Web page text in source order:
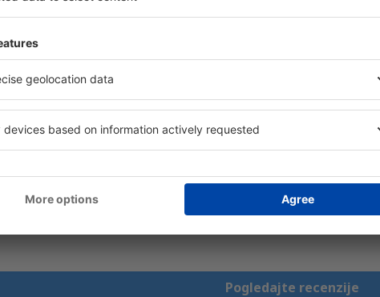
Ukupno: 5 Lokacija:
Oznaka aerodroma: 5 Prodavnice:
Baza hotela: 5 Urednost:
Pogledajte recenzije